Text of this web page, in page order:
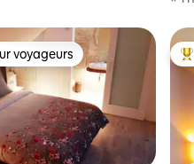
parmi les plus aimés
voyageurs